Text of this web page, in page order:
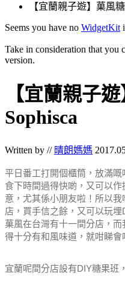
【宜蘭親子遊】菓風
Seems you have no WidgetKit
Take in consideration that
version.
【宜蘭親子
Sophisca
Written by // 晴朗媽媽
平日番工打開個櫃筒，放滿嘅
食下時間過得快啲，又可以作
意，尤其係小朋友啦！ 所以我
店，買手信之餘，又可以玩埋
菓風在台灣有十一間分店，
得十分有和風味道，就咁睇
宜蘭呢間分店設有DIY糖果班